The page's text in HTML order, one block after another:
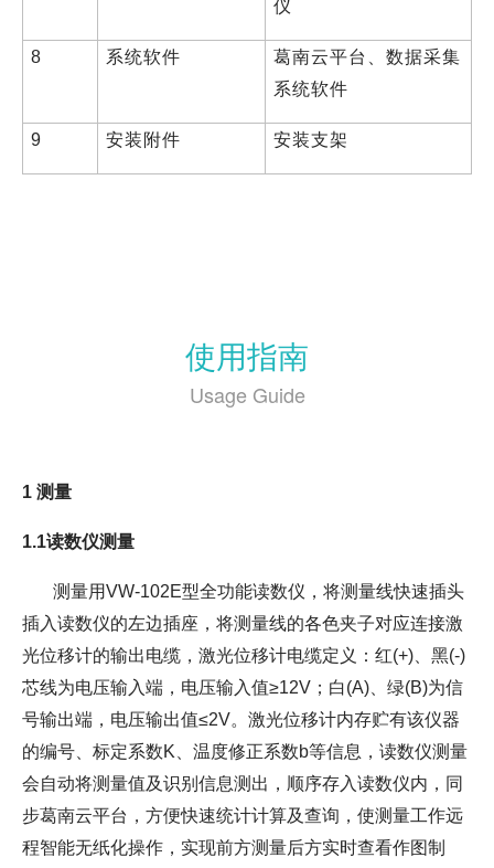
仪
8 系统软件
葛南云平台、数据采集
系统软件
9 安装附件 安装支架
使用指南
Usage Guide
1 测量
1.1读数仪测量
测量用VW-102E型全功能读数仪，将测量线快速插头
插入读数仪的左边插座，将测量线的各色夹子对应连接激
光位移计的输出电缆， 激光位移计电缆定义：红(+)、黑(-)
芯线为电压输入端，电压输入值≥12V；白(A)、绿(B)为信
号输出端，电压输出值≤2V。 激光位移计内存贮有该仪器
的编号、标定系数K、温度修正系数b等信息，读数仪测量
会自动将测量值及识别信息测出，顺序存入读数仪内，同
步葛南云平台，方便快速统计计算及查询，使测量工作远
程智能无纸化操作，实现前方测量后方实时查看作图制